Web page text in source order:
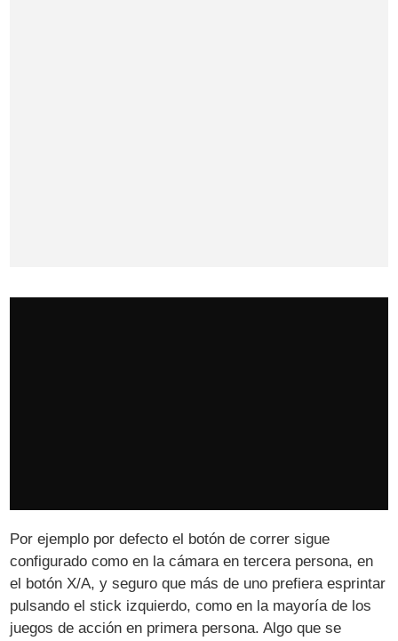
Por ejemplo por defecto el botón de correr sigue
configurado como en la cámara en tercera persona, en
el botón X/A, y seguro que más de uno prefiera esprintar
pulsando el stick izquierdo, como en la mayoría de los
juegos de acción en primera persona. Algo que se